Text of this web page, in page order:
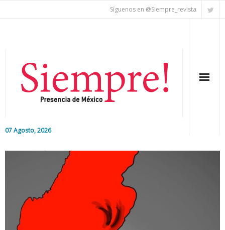
Síguenos en @Siempre_revista
07 Agosto, 2026
Nacional
Colaboradores